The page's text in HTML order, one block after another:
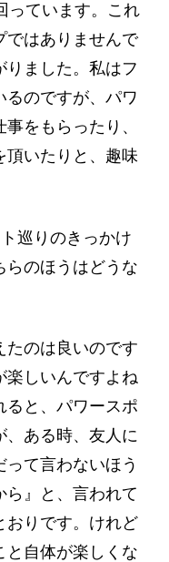
っています。これ
ではありませんで
りました。私はフ
るのですが、パワ
をもらったり、
頂いたりと、趣味
巡りのきっかけ
らのほうはどうな
たのは良いのです
楽しいんですよね
ると、パワースポ
、ある時、友人に
って言わないほう
ら』と、言われて
おりです。けれど
と自体が楽しくな